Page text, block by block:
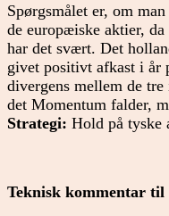
Spørgsmålet er, om
de europæiske aktier,
har det svært. Det
givet positivt afkast i år
divergens mellem de
det Momentum falder,
Strategi: Hold på tyske
Teknisk kommentar